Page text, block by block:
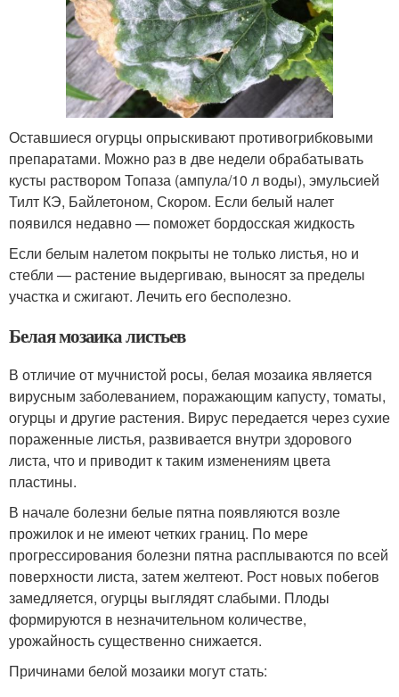
Оставшиеся огурцы опрыскивают противогрибковыми
препаратами. Можно раз в две недели обрабатывать
кусты раствором Топаза (ампула/10 л воды), эмульсией
Тилт КЭ, Байлетоном, Скором. Если белый налет
появился недавно — поможет бордосская жидкость
Если белым налетом покрыты не только листья, но и
стебли — растение выдергиваю, выносят за пределы
участка и сжигают. Лечить его бесполезно.
Белая мозаика листьев
В отличие от мучнистой росы, белая мозаика является
вирусным заболеванием, поражающим капусту, томаты,
огурцы и другие растения. Вирус передается через сухие
пораженные листья, развивается внутри здорового
листа, что и приводит к таким изменениям цвета
пластины.
В начале болезни белые пятна появляются возле
прожилок и не имеют четких границ. По мере
прогрессирования болезни пятна расплываются по всей
поверхности листа, затем желтеют. Рост новых побегов
замедляется, огурцы выглядят слабыми. Плоды
формируются в незначительном количестве,
урожайность существенно снижается.
Причинами белой мозаики могут стать: